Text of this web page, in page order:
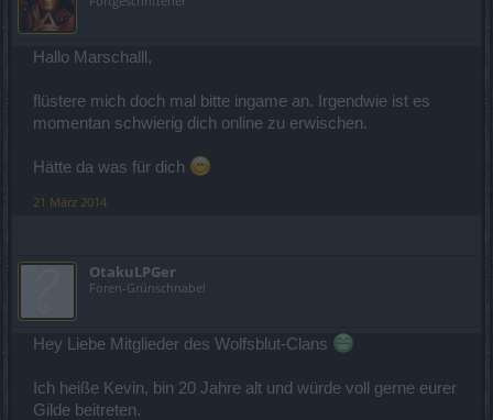
Hallo Marschalll,
flüstere mich doch mal bitte ingame an. Irgendwie ist es
momentan schwierig dich online zu erwischen.
Hätte da was für dich
21 März 2014
OtakuLPGer
Foren-Grünschnabel
Hey Liebe Mitglieder des Wolfsblut-Clans
Ich heiße Kevin, bin 20 Jahre alt und würde voll gerne eurer
Gilde beitreten.